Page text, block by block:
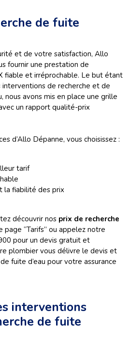
de fuite
et de votre satisfaction, Allo
fournir une prestation de
fiable et irréprochable. Le but étant
de recherche et de
nous avons mis en place une grille
un rapport qualité-prix
d’Allo Dépanne, vous choisissez :
tarif
la fiabilité des prix
découvrir nos prix de recherche
page “Tarifs” ou appelez notre
pour un devis gratuit et
plombier vous délivre le devis et
fuite d’eau pour votre assurance
interventions
de fuite